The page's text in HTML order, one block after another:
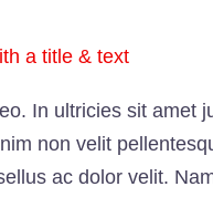
a title & text
In ultricies sit amet
non velit
ac dolor velit.